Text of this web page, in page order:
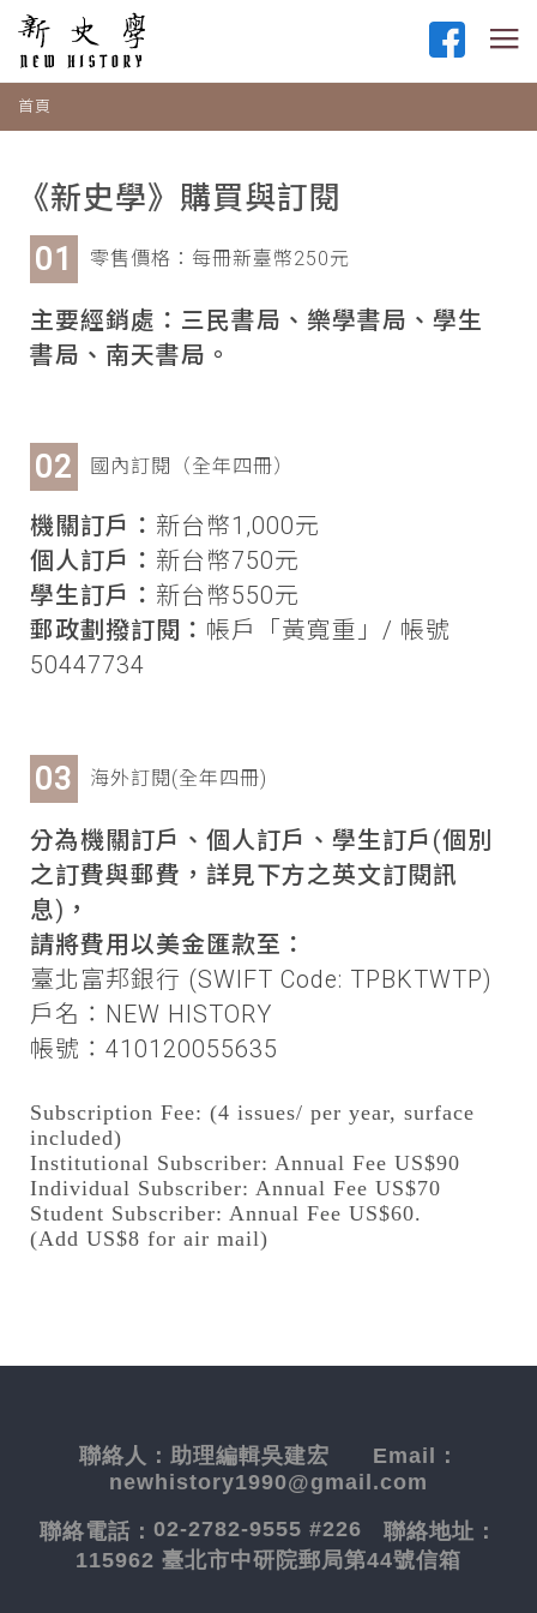
首頁
《新史學》購買與訂閱
零售價格：每冊新臺幣250元
主要經銷處：三民書局、樂學書局、學生
書局、南天書局。
國內訂閱（全年四冊）
機關訂戶： 新台幣1,000元
個人訂戶： 新台幣750元
學生訂戶： 新台幣550元
郵政劃撥訂閱： 帳戶「黃寬重」/ 帳號
50447734
海外訂閱(全年四冊)
分為機關訂戶、個人訂戶、學生訂戶(個別
之訂費與郵費，詳見下方之英文訂閱訊
息)，
請將費用以美金匯款至：
臺北富邦銀行 (SWIFT Code: TPBKTWTP)
戶名：NEW HISTORY
帳號：410120055635
Subscription Fee: (4 issues/ per year, surface
included)
Institutional Subscriber: Annual Fee US$90
Individual Subscriber: Annual Fee US$70
Student Subscriber: Annual Fee US$60.
(Add US$8 for air mail)
聯絡人： 助理編輯吳建宏 Email：
newhistory1990@gmail.com
聯絡電話： 02-2782-9555 #226 聯絡地址：
115962 臺北市中研院郵局第44號信箱